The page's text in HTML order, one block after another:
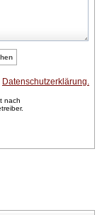
Datenschutzerklärung.
nach